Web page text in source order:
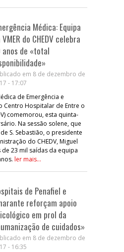
Médica: Equipa
VMER do CHEDV celebra
anos de «total
em 8 de dezembro de
- 17:07
de Emergência e
Centro Hospitalar de Entre o
comemorou, esta quinta-
Na sessão solene, que
S. Sebastião, o presidente
do CHEDV, Miguel
de 23 mil saídas da equipa
ler mais...
de Penafiel e
reforçam apoio
em prol da
de cuidados»
em 8 de dezembro de
- 16:35